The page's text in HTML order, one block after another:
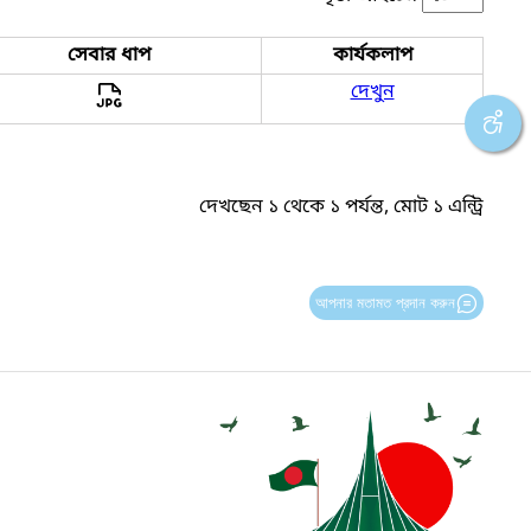
সেবার ধাপ
কার্যকলাপ
দেখুন
দেখছেন ১ থেকে ১ পর্যন্ত, মোট ১ এন্ট্রি
আপনার মতামত প্রদান করুন